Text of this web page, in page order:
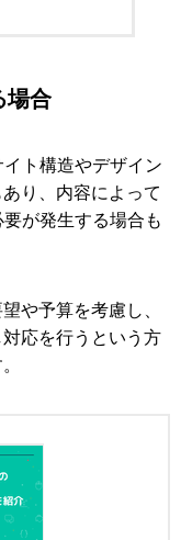
場合
ト構造やデザイン
り、内容によって
が発生する場合も
や予算を考慮し、
応を行うという方